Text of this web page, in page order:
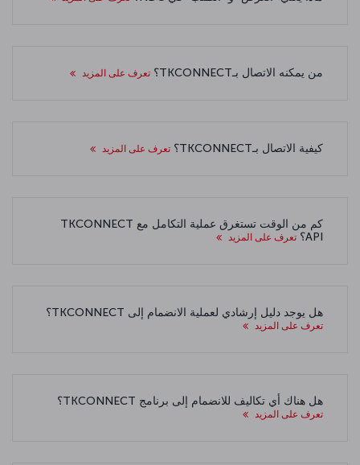
من يمكنه الاتصال بـTKCONNECT؟ تعرف على المزيد
كيفية الاتصال بـTKCONNECT؟ تعرف على المزيد
كم من الوقت تستغرق عملية التكامل مع TKCONNECT
API؟
تعرف على المزيد
هل يوجد دليل إرشادي لعملية الانضمام إلى TKCONNECT؟
تعرف على المزيد
هل هناك أي تكاليف للانضمام إلى برنامج TKCONNECT؟
تعرف على المزيد